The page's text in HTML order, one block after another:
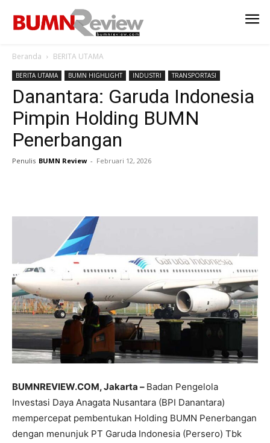
Beranda BERITA UTAMA
BERITA UTAMA BUMN HIGHLIGHT INDUSTRI TRANSPORTASI
Danantara: Garuda Indonesia
Pimpin Holding BUMN
Penerbangan
Penulis BUMN Review - Februari 12, 2026
BUMNREVIEW.COM, Jakarta – Badan Pengelola
Investasi Daya Anagata Nusantara (BPI Danantara)
mempercepat pembentukan Holding BUMN Penerbangan
dengan menunjuk PT Garuda Indonesia (Persero) Tbk